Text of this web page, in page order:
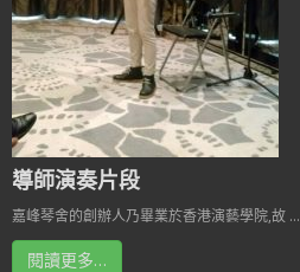
導師演奏片段
嘉峰琴舍的創辦人乃畢業於香港演藝學院,故 ...
閱讀更多…